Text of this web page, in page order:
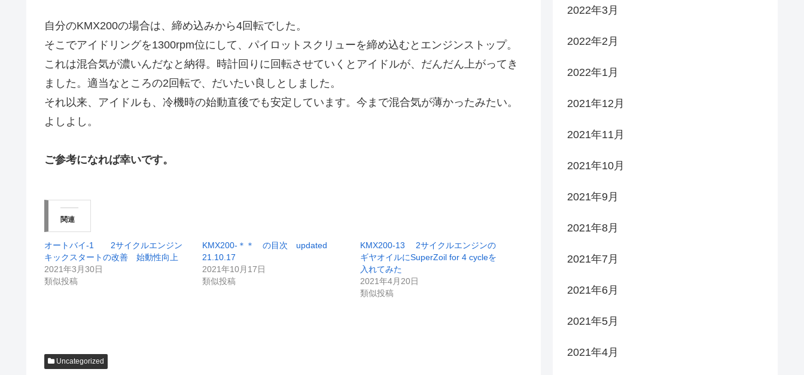
自分のKMX200の場合は、締め込みから4回転でした。
そこでアイドリングを1300rpm位にして、パイロットスクリューを締め込むとエンジンストップ。
これは混合気が濃いんだなと納得。時計回りに回転させていくとアイドルが、だんだん上がってき
ました。適当なところの2回転で、だいたい良しとしました。
それ以来、アイドルも、冷機時の始動直後でも安定しています。今まで混合気が薄かったみたい。
よしよし。
ご参考になれば幸いです。
関連
オートバイ-1 2サイクルエンジン
キックスタートの改善 始動性向上
2021年3月30日
類似投稿
KMX200-＊＊ の目次 updated
21.10.17
2021年10月17日
類似投稿
KMX200-13 2サイクルエンジンの
ギヤオイルにSuperZoil for 4 cycleを
入れてみた
2021年4月20日
類似投稿
Uncategorized
2022年3月
2022年2月
2022年1月
2021年12月
2021年11月
2021年10月
2021年9月
2021年8月
2021年7月
2021年6月
2021年5月
2021年4月